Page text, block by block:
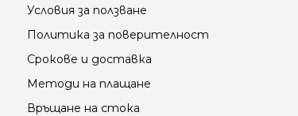
Условия за ползване
Политика за поверителност
Срокове и доставка
Методи на плащане
Връщане на стока